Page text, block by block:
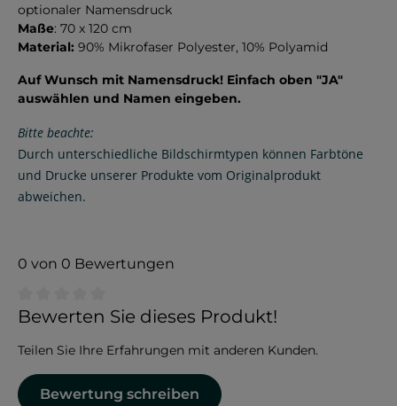
optionaler Namensdruck
Maße: 70 x 120 cm
Material: 90% Mikrofaser Polyester, 10% Polyamid
Auf Wunsch mit Namensdruck! Einfach oben "JA"
auswählen und Namen eingeben.
Bitte beachte:
Durch unterschiedliche Bildschirmtypen können Farbtöne
und Drucke unserer Produkte vom Originalprodukt
abweichen.
0 von 0 Bewertungen
Durchschnittliche Bewertung von 0 von 5 Sternen
Bewerten Sie dieses Produkt!
Teilen Sie Ihre Erfahrungen mit anderen Kunden.
Bewertung schreiben